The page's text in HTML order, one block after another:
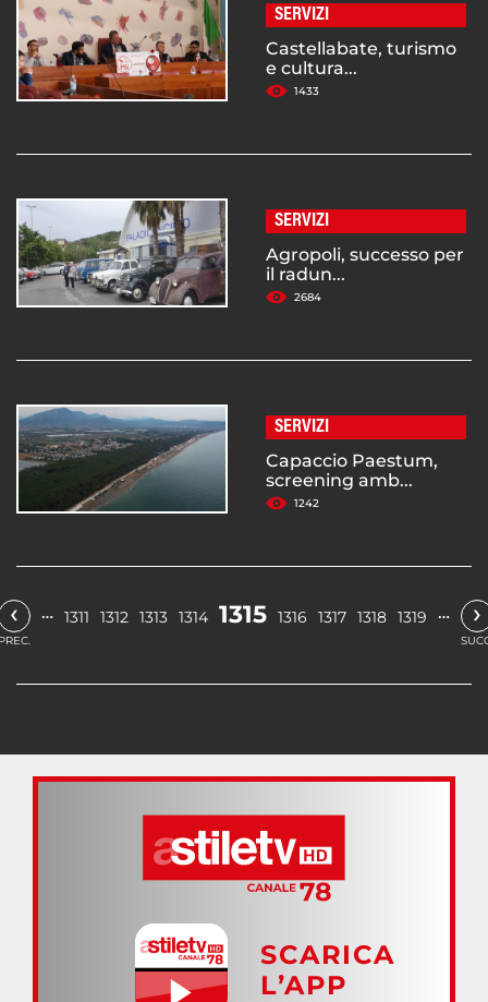
SERVIZI
Castellabate, turismo
e cultura...
1433
SERVIZI
Agropoli, successo per
il radun...
2684
SERVIZI
Capaccio Paestum,
screening amb...
1242
‹ … 1311 1312 1313 1314 1315 1316 1317 1318 1319 … ›
SCARICA
L’APP